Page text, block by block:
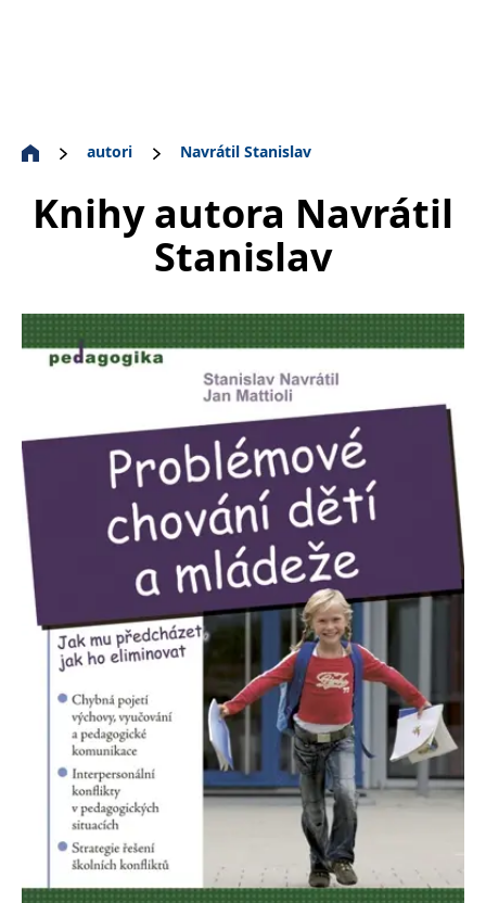
autori Navrátil Stanislav
Knihy autora Navrátil
Stanislav